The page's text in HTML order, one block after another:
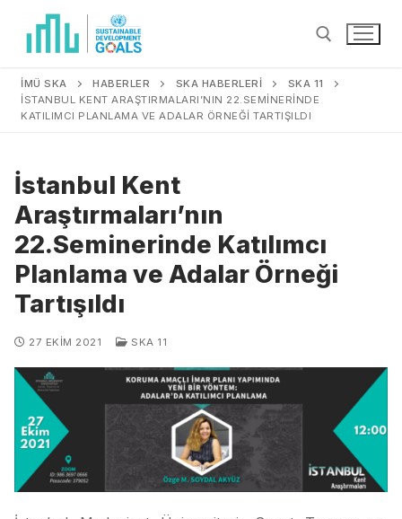
İMÜ SKA HABERLER SKA HABERLERİ
SKA 11
İSTANBUL KENT ARAŞTIRMALARI’NIN 22.SEMINERINDE
KATILIMCI PLANLAMA VE ADALAR ÖRNEĞI TARTIŞILDI
İstanbul Kent
Araştırmaları’nın
22.Seminerinde Katılımcı
Planlama ve Adalar Örneği
Tartışıldı
27 EKIM 2021 SKA 11